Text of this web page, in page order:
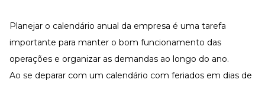
Treinamento de Produto
Materiais Gratuitos
Materiais Gratuitos
Planejar o calendário anual da empresa é uma tarefa
importante para manter o bom funcionamento das
operações e organizar as demandas ao longo do ano.
Ao se deparar com um calendário com feriados em dias de